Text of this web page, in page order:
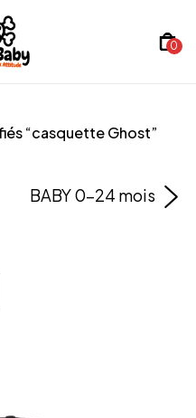
0
“casquette Ghost”
BABY 0-24 mois